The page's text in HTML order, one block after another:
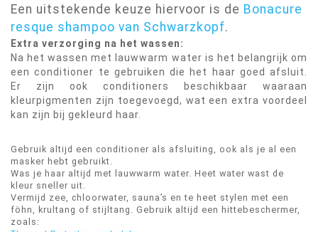
Een uitstekende keuze hiervoor is de Bonacure
resque shampoo van Schwarzkopf.
Extra verzorging na het wassen:
Na het wassen met lauwwarm water is het belangrijk om
een conditioner te gebruiken die het haar goed afsluit.
Er zijn ook conditioners beschikbaar waaraan
kleurpigmenten zijn toegevoegd, wat een extra voordeel
kan zijn bij gekleurd haar.
Gebruik altijd een conditioner als afsluiting, ook als je al een
masker hebt gebruikt.
Was je haar altijd met lauwwarm water. Heet water wast de
kleur sneller uit.
Vermijd zee, chloorwater, sauna’s en te heet stylen met een
föhn, krultang of stijltang. Gebruik altijd een hittebeschermer,
zoals: